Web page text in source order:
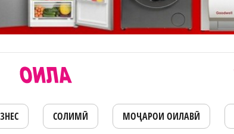
СОЛИМӢ МОҶАРОИ ОИЛАВӢ